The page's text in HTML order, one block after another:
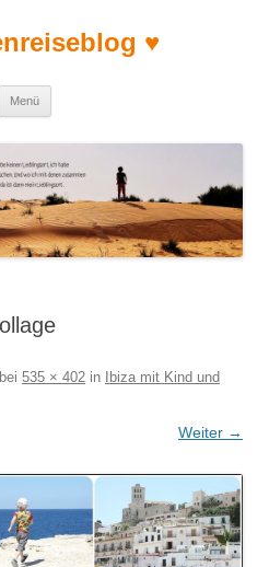
♥
Menü
bei 535 × 402 in
Ibiza mit Kind und
Weiter →